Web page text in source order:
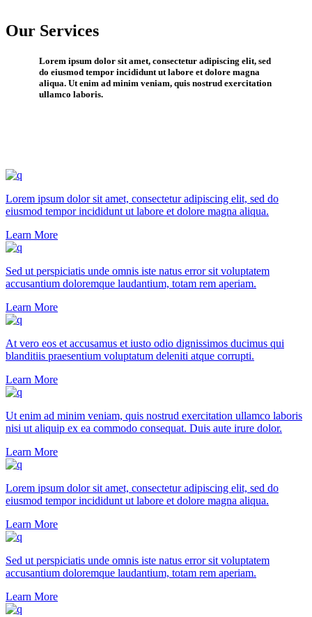
Our Services
Lorem ipsum dolor sit amet, consectetur adipiscing elit, sed
do eiusmod tempor incididunt ut labore et dolore magna
aliqua. Ut enim ad minim veniam, quis nostrud exercitation
ullamco laboris.
Lorem ipsum dolor sit amet, consectetur adipiscing elit, sed do
eiusmod tempor incididunt ut labore et dolore magna aliqua.
Learn More
Sed ut perspiciatis unde omnis iste natus error sit voluptatem
accusantium doloremque laudantium, totam rem aperiam.
Learn More
At vero eos et accusamus et iusto odio dignissimos ducimus qui
blanditiis praesentium voluptatum deleniti atque corrupti.
Learn More
Ut enim ad minim veniam, quis nostrud exercitation ullamco laboris
nisi ut aliquip ex ea commodo consequat. Duis aute irure dolor.
Learn More
Lorem ipsum dolor sit amet, consectetur adipiscing elit, sed do
eiusmod tempor incididunt ut labore et dolore magna aliqua.
Learn More
Sed ut perspiciatis unde omnis iste natus error sit voluptatem
accusantium doloremque laudantium, totam rem aperiam.
Learn More